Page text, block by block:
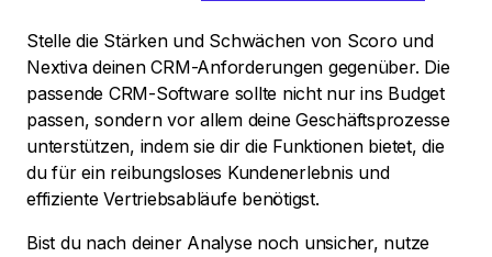
Stelle die Stärken und Schwächen von Scoro und
Nextiva deinen CRM-Anforderungen gegenüber. Die
passende CRM-Software sollte nicht nur ins Budget
passen, sondern vor allem deine Geschäftsprozesse
unterstützen, indem sie dir die Funktionen bietet, die
du für ein reibungsloses Kundenerlebnis und
effiziente Vertriebsabläufe benötigst.
Bist du nach deiner Analyse noch unsicher, nutze